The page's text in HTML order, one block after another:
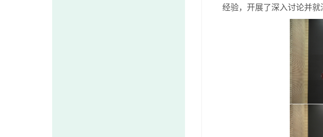
经验，开展了深入讨论并就